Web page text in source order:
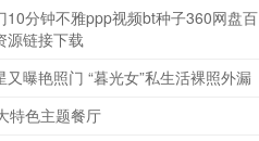
10分钟不雅ppp视频bt种子360网盘百
源链接下载
又曝艳照门 “暮光女”私生活裸照外漏
特色主题餐厅